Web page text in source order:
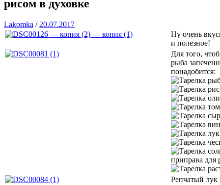
рисом в духовке
Lakomka / 20.07.2017
Ну очень
и полезное!
Для того,
рыба
понадобится:
приправа для
Репчатый лук